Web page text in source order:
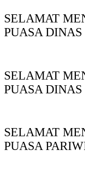
SELAMAT
PUASA
SELAMAT
PUASA
SELAMAT
PUASA